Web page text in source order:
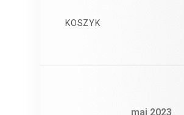
KOSZYK
maj 2023